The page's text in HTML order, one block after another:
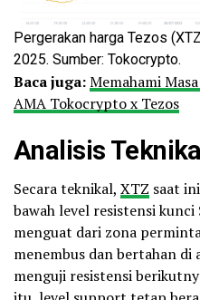
Pergerakan harga Tezos
2025. Sumber: Tokocrypto.
Baca juga:Memahami
AMA Tokocrypto x Tezos
Analisis
Secara teknikal, XTZ saat
bawah level resistensi
menguat dari zona
menembus dan bertahan
menguji resistensi